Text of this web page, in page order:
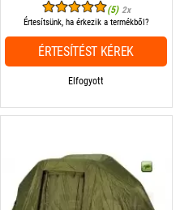
(5) 2x
Elfogyott
Értesítsünk, ha érkezik a termékből?
ÉRTESÍTÉST KÉREK